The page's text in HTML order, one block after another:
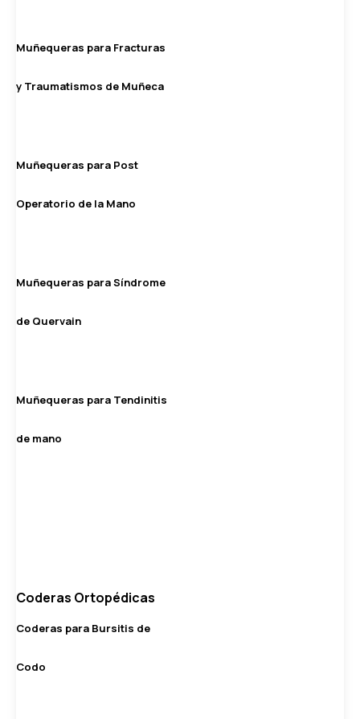
Muñequeras para Fracturas
y Traumatismos de Muñeca
Muñequeras para Post
Operatorio de la Mano
Muñequeras para Síndrome
de Quervain
Muñequeras para Tendinitis
de mano
Coderas Ortopédicas
Coderas para Bursitis de
Codo